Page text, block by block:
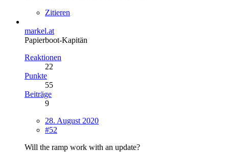
Zitieren
markel.at
Papierboot-Kapitän
Reaktionen
22
Punkte
55
Beiträge
9
28. August 2020
#52
Will the ramp work with an update?